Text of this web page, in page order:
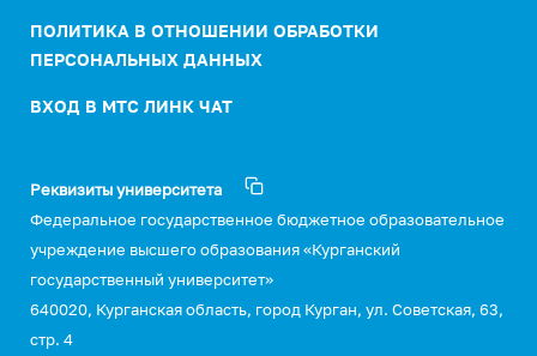
ПОЛИТИКА В ОТНОШЕНИИ ОБРАБОТКИ
ПЕРСОНАЛЬНЫХ ДАННЫХ
ВХОД В МТС ЛИНК ЧАТ
Реквизиты университета
Федеральное государственное бюджетное образовательное
учреждение высшего образования «Курганский
государственный университет»
640020, Курганская область, город Курган, ул. Советская, 63,
стр. 4